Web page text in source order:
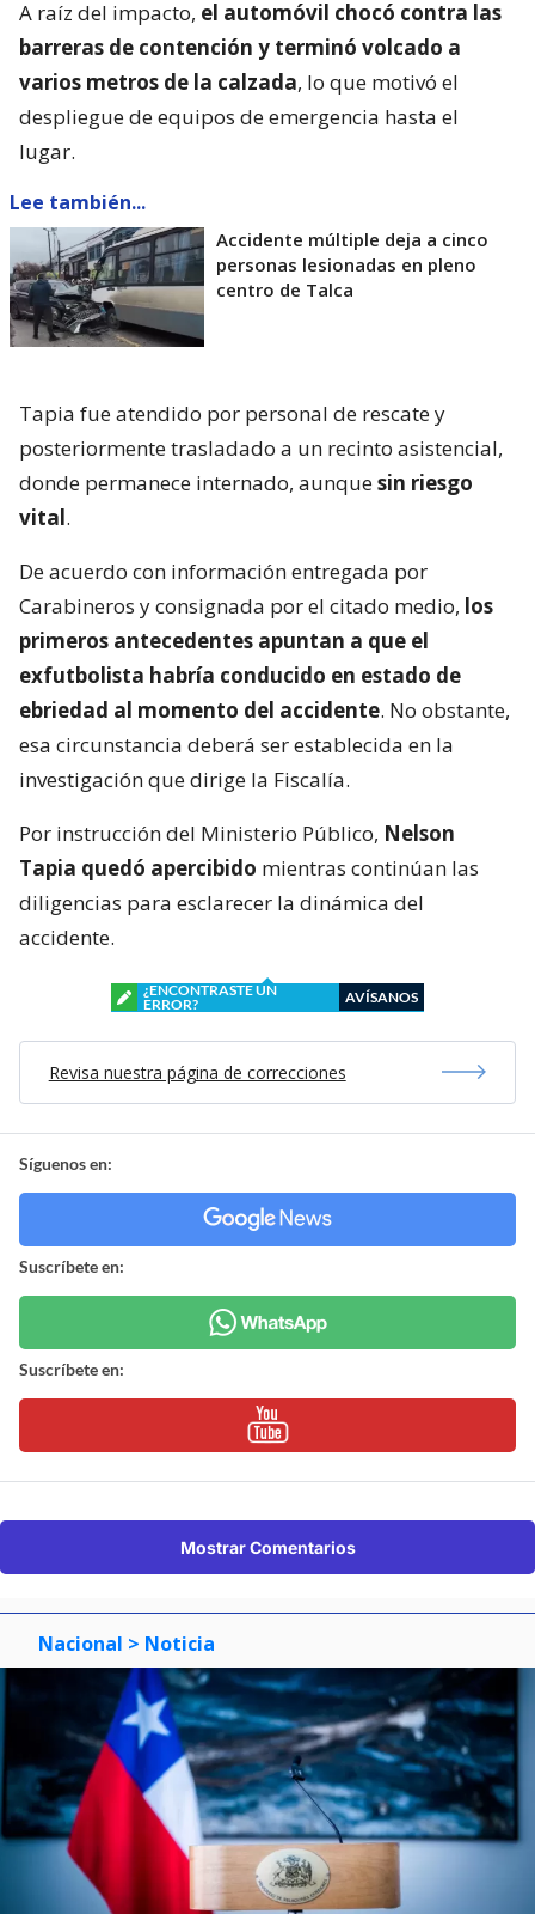
A raíz del impacto, el automóvil chocó contra las
barreras de contención y terminó volcado a
varios metros de la calzada, lo que motivó el
despliegue de equipos de emergencia hasta el
lugar.
Lee también...
Accidente múltiple deja a cinco
personas lesionadas en pleno
centro de Talca
Tapia fue atendido por personal de rescate y
posteriormente trasladado a un recinto asistencial,
donde permanece internado, aunquesin riesgo
vital.
De acuerdo con información entregada por
Carabineros y consignada por el citado medio, los
primeros antecedentes apuntan a que el
exfutbolista habría conducido en estado de
ebriedad al momento del accidente. No obstante,
esa circunstancia deberá ser establecida en la
investigación que dirige la Fiscalía.
Por instrucción del Ministerio Público, Nelson
Tapia quedó apercibido mientras continúan las
diligencias para esclarecer la dinámica del
accidente.
¿ENCONTRASTE UN
ERROR?
AVÍSANOS
Revisa nuestra página de correcciones
Síguenos en:
Suscríbete en:
Suscríbete en:
Mostrar Comentarios
Nacional > Noticia